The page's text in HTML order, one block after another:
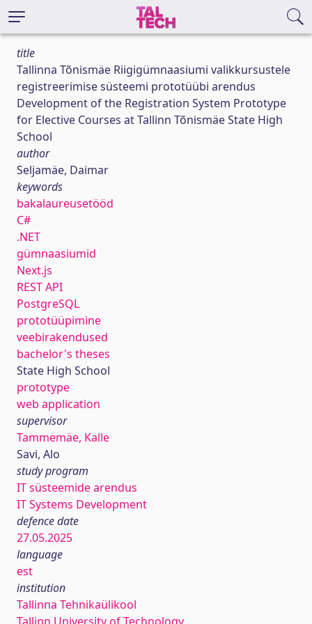
title
Tallinna Tõnismäe Riigigümnaasiumi valikkursustele
registreerimise süsteemi prototüübi arendus
Development of the Registration System Prototype
for Elective Courses at Tallinn Tõnismäe State High
School
author
Seljamäe, Daimar
keywords
bakalaureusetööd
C#
.NET
gümnaasiumid
Next.js
REST API
PostgreSQL
prototüüpimine
veebirakendused
bachelor's theses
State High School
prototype
web application
supervisor
Tammemäe, Kalle
Savi, Alo
study program
IT süsteemide arendus
IT Systems Development
defence date
27.05.2025
language
est
institution
Tallinna Tehnikaülikool